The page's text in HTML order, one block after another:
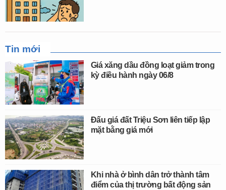
Tin mới
Giá xăng dầu đồng loạt giảm trong
kỳ điều hành ngày 06/8
Đấu giá đất Triệu Sơn liên tiếp lập
mặt bằng giá mới
Khi nhà ở bình dân trở thành tâm
điểm của thị trường bất động sản